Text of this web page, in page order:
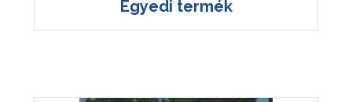
Egyedi termék